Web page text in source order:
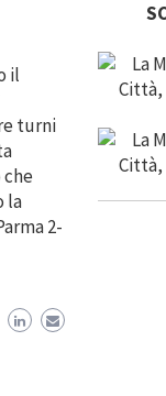
il
turni
che
la
2-